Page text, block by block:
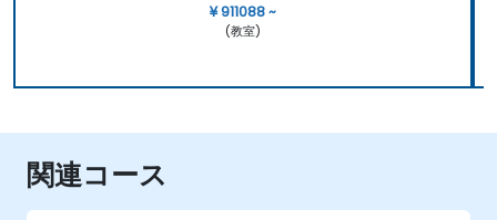
¥ 911088 ~
(教室)
関連コース